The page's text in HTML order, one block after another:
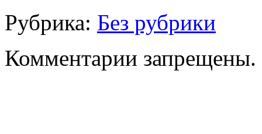
Рубрика: Без рубрики
Комментарии запрещены.